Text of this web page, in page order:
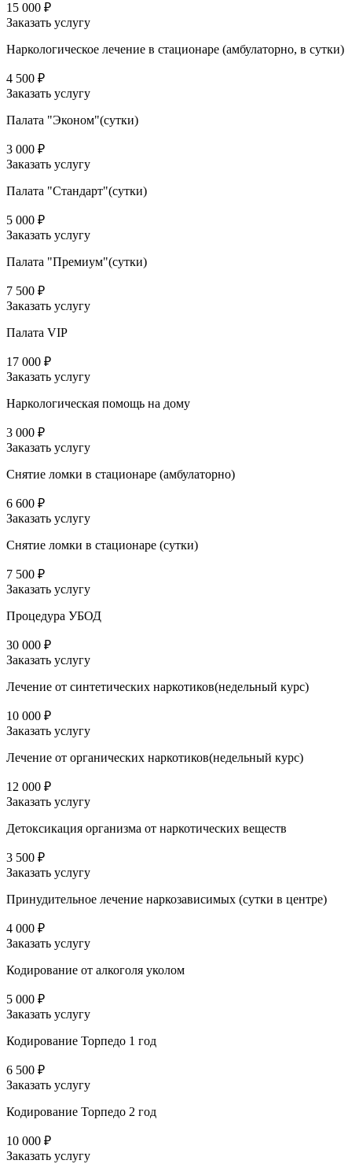
15 000 ₽
Заказать услугу
Наркологическое лечение в стационаре (амбулаторно, в сутки)
4 500 ₽
Заказать услугу
Палата "Эконом"(сутки)
3 000 ₽
Заказать услугу
Палата "Стандарт"(сутки)
5 000 ₽
Заказать услугу
Палата "Премиум"(сутки)
7 500 ₽
Заказать услугу
Палата VIP
17 000 ₽
Заказать услугу
Наркологическая помощь на дому
3 000 ₽
Заказать услугу
Снятие ломки в стационаре (амбулаторно)
6 600 ₽
Заказать услугу
Снятие ломки в стационаре (сутки)
7 500 ₽
Заказать услугу
Процедура УБОД
30 000 ₽
Заказать услугу
Лечение от синтетических наркотиков(недельный курс)
10 000 ₽
Заказать услугу
Лечение от органических наркотиков(недельный курс)
12 000 ₽
Заказать услугу
Детоксикация организма от наркотических веществ
3 500 ₽
Заказать услугу
Принудительное лечение наркозависимых (сутки в центре)
4 000 ₽
Заказать услугу
Кодирование от алкоголя уколом
5 000 ₽
Заказать услугу
Кодирование Торпедо 1 год
6 500 ₽
Заказать услугу
Кодирование Торпедо 2 год
10 000 ₽
Заказать услугу